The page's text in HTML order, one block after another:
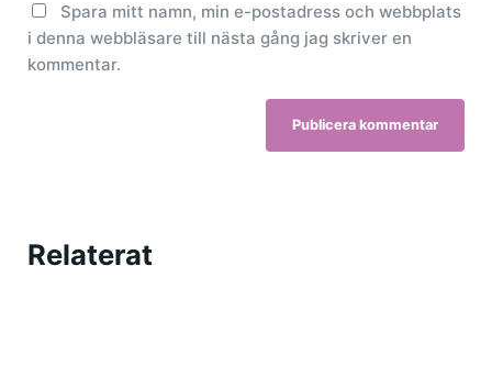
Spara mitt namn, min e-postadress och webbplats
i denna webbläsare till nästa gång jag skriver en
kommentar.
Relaterat